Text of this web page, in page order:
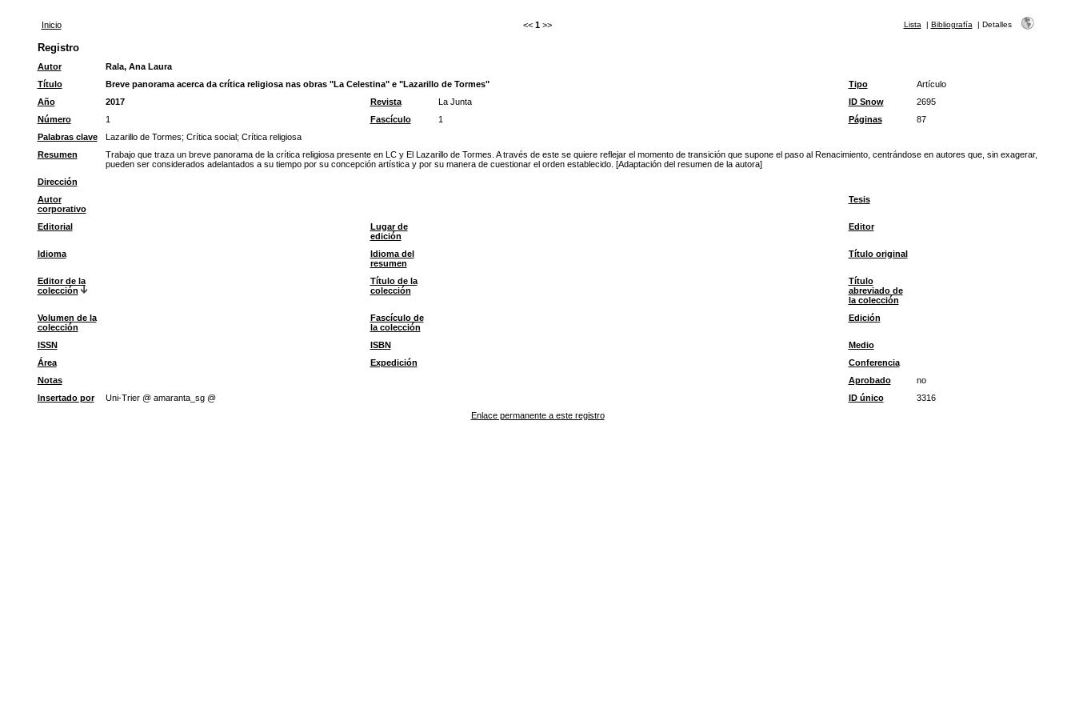
Inicio << 1 >> Lista | Bibliografía | Detalles
Registro
Autor
Rala, Ana Laura
Título
Breve panorama acerca da crítica religiosa nas obras "La Celestina" e "Lazarillo de Tormes" Tipo
Artículo
Año
2017 Revista La Junta ID Snow
2695
Número
1 Fascículo 1 Páginas
87
Palabras clave
Lazarillo de Tormes; Crítica social; Crítica religiosa
Resumen
Trabajo que traza un breve panorama de la crítica religiosa presente en LC y El Lazarillo de Tormes. A través de este se quiere reflejar el momento de transición que supone el paso al Renacimiento, centrándose en autores que, sin exagerar,
pueden ser considerados adelantados a su tiempo por su concepción artística y por su manera de cuestionar el orden establecido. [Adaptación del resumen de la autora]
Dirección
Autor
corporativo
Tesis
Editorial
Lugar de
edición
Editor
Idioma
Idioma del
resumen
Título original
Editor de la
colección
Título de la
colección
Título
abreviado de
la colección
Volumen de la
colección
Fascículo de
la colección
Edición
ISSN ISBN
Medio
Área
Expedición
Conferencia
Notas
Aprobado
no
Insertado por
Uni-Trier @ amaranta_sg @ ID único
3316
Enlace permanente a este registro